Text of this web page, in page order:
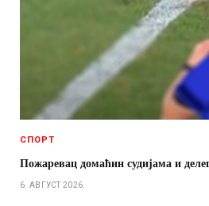
СПОРТ
Пожаревац домаћин судијама и
6. АВГУСТ 2026.